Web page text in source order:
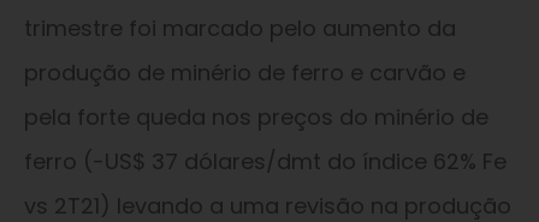
trimestre foi marcado pelo aumento da
produção de minério de ferro e carvão e
pela forte queda nos preços do minério de
ferro (-US$ 37 dólares/dmt do índice 62% Fe
vs 2T21) levando a uma revisão na produção